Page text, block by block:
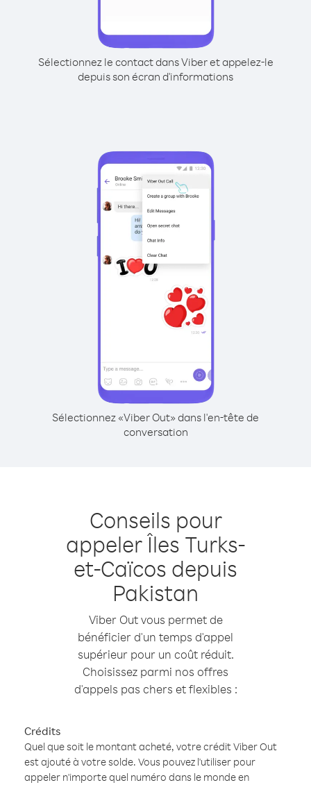
Sélectionnez le contact dans Viber et appelez-le
depuis son écran d'informations
Sélectionnez «Viber Out» dans l'en-tête de
conversation
Conseils pour
appeler Îles Turks-
et-Caïcos depuis
Pakistan
Viber Out vous permet de
bénéficier d'un temps d'appel
supérieur pour un coût réduit.
Choisissez parmi nos offres
d'appels pas chers et flexibles :
Crédits
Quel que soit le montant acheté, votre crédit Viber Out
est ajouté à votre solde. Vous pouvez l'utiliser pour
appeler n'importe quel numéro dans le monde en